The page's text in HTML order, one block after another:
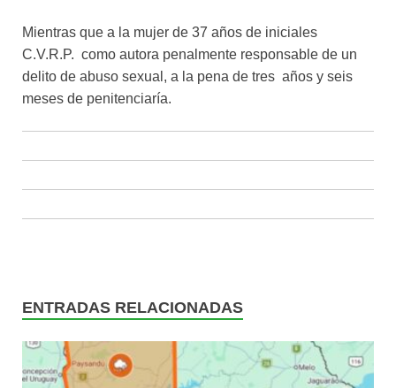
Mientras que a la mujer de 37 años de iniciales
C.V.R.P. como autora penalmente responsable de un
delito de abuso sexual, a la pena de tres años y seis
meses de penitenciaría.
ENTRADAS RELACIONADAS